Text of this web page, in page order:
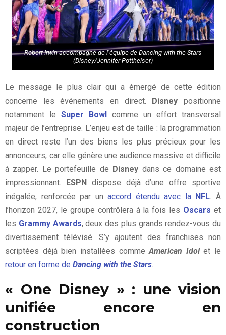
Robert Irwin accompagné de l’équipe de Dancing with the Stars
(Disney/Jennifer Pottheiser)
Le message le plus clair qui a émergé de cette édition
concerne les événements en direct. Disney positionne
notamment le Super Bowl comme un effort transversal
majeur de l’entreprise. L’enjeu est de taille : la programmation
en direct reste l’un des biens les plus précieux pour les
annonceurs, car elle génère une audience massive et difficile
à zapper. Le portefeuille de Disney dans ce domaine est
impressionnant. ESPNdispose déjà d’une offre sportive
inégalée, renforcée par unaccord étendu avec la NFL . À
l’horizon 2027, le groupe contrôlera à la fois les Oscars et
les Grammy Awards, deux des plus grands rendez-vous du
divertissement télévisé. S’y ajoutent des franchises non
scriptées déjà bien installées comme American Idolet le
retour en forme de Dancing with the Stars
« One Disney » : une vision
unifiée encore en
construction